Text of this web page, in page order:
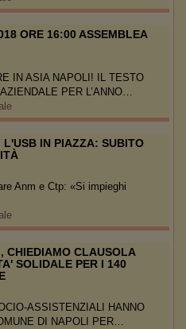
ORE 16:00 ASSEMBLEA
IN ASIA NAPOLI! IL TESTO
PER L’ANNO…
IN PIAZZA: SUBITO
Anm e Ctp: «Si impieghi
CHIEDIAMO CLAUSOLA
SOLIDALE PER I 140
ASSISTENZIALI HANNO
DI NAPOLI PER…